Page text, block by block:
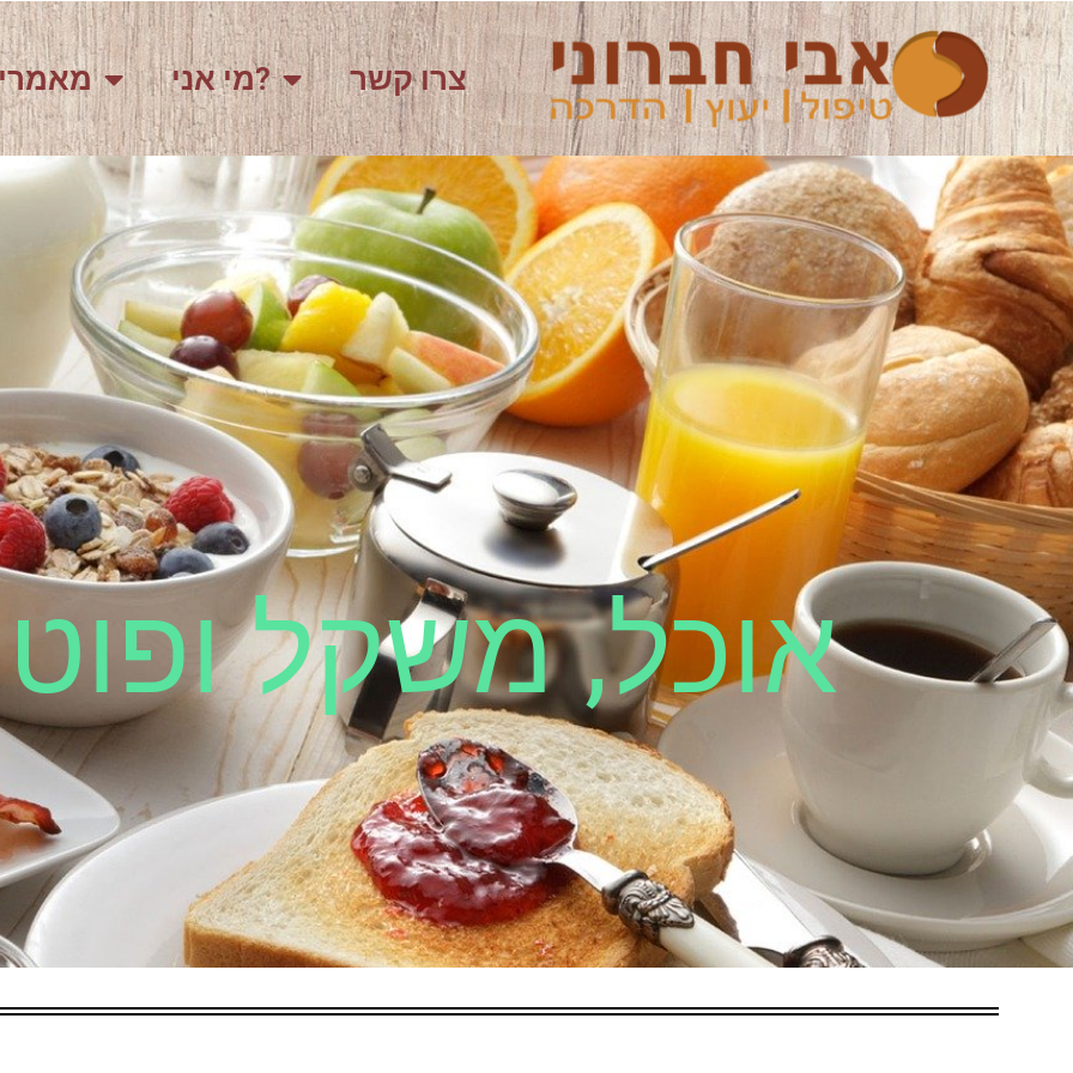
מי אני? צרו קשר
אוכל, משקל